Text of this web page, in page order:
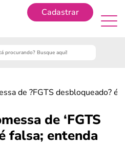
Cadastrar
de ?FGTS desbloqueado? é
de ‘FGTS
falsa; entenda